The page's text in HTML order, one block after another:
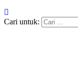
Cari untuk: